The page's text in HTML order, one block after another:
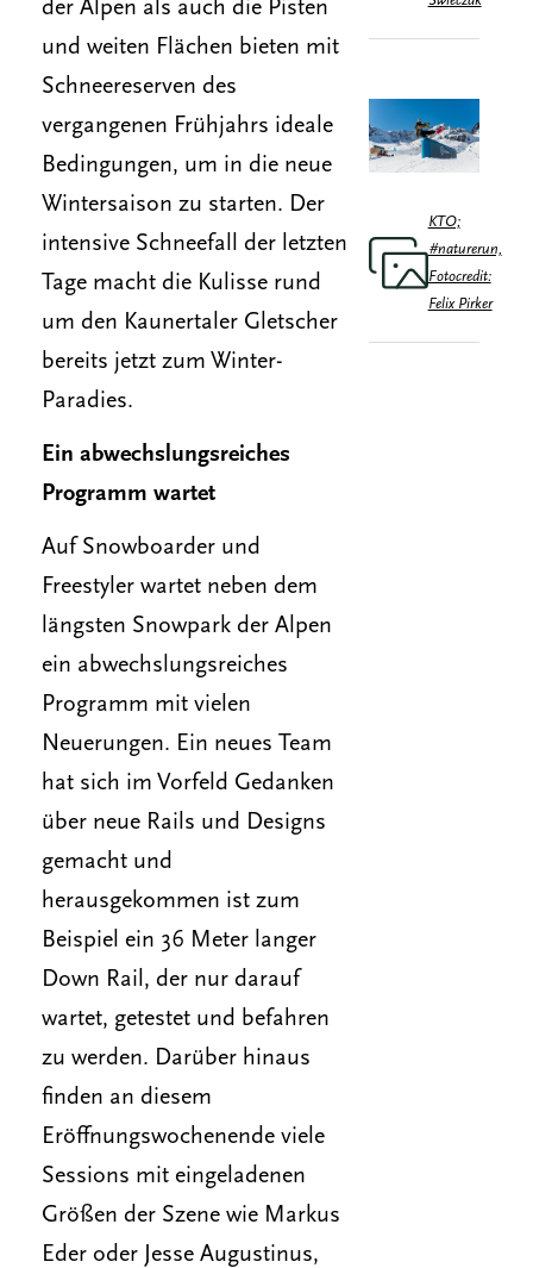
der Alpen als auch die Pisten
und weiten Flächen bieten mit
Schneereserven des
vergangenen Frühjahrs ideale
Bedingungen, um in die neue
Wintersaison zu starten. Der
intensive Schneefall der letzten
Tage macht die Kulisse rund
um den Kaunertaler Gletscher
bereits jetzt zum Winter-
Paradies.
Ein abwechslungsreiches
Programm wartet
Auf Snowboarder und
Freestyler wartet neben dem
längsten Snowpark der Alpen
ein abwechslungsreiches
Programm mit vielen
Neuerungen. Ein neues Team
hat sich im Vorfeld Gedanken
über neue Rails und Designs
gemacht und
herausgekommen ist zum
Beispiel ein 36 Meter langer
Down Rail, der nur darauf
wartet, getestet und befahren
zu werden. Darüber hinaus
finden an diesem
Eröffnungswochenende viele
Sessions mit eingeladenen
Größen der Szene wie Markus
Eder oder Jesse Augustinus,
KTO;
#naturerun,
Fotocredit:
Felix Pirker